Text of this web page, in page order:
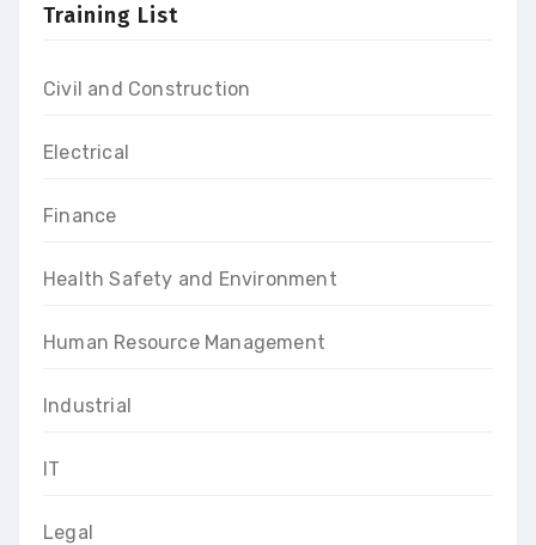
Training List
Civil and Construction
Electrical
Finance
Health Safety and Environment
Human Resource Management
Industrial
IT
Legal